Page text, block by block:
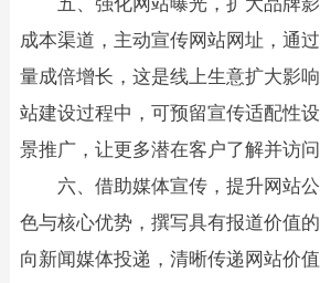
成本渠道，主动宣传网站网址，通
量成倍增长，这是线上生意扩大影
站建设过程中，可预留宣传适配性
景推广，让更多潜在客户了解并访问
六、借助媒体宣传，提升网站公
色与核心优势，撰写具有报道价值
向新闻媒体投递，清晰传递网站价